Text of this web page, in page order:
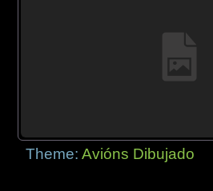
Theme:Avións Dibujado